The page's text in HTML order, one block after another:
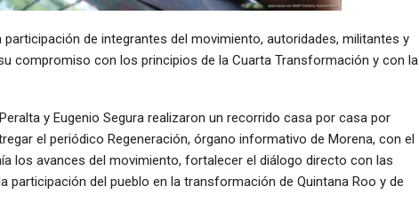
de integrantes del movimiento, autoridades, militantes y
compromiso con los principios de la Cuarta Transformación y con la
y Eugenio Segura realizaron un recorrido casa por casa por
el periódico Regeneración, órgano informativo de Morena, con el
los avances del movimiento, fortalecer el diálogo directo con las
participación del pueblo en la transformación de Quintana Roo y de